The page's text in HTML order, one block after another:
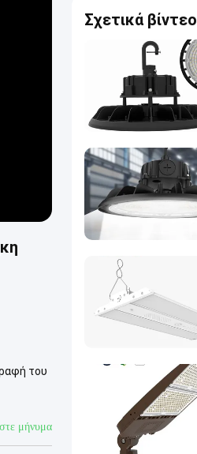
του
μήνυμα
Σχετικά βίντεο